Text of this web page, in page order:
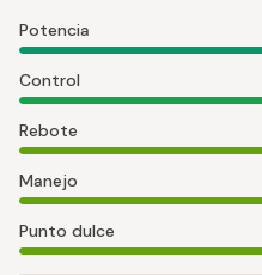
Potencia
Control
Rebote
Manejo
Punto dulce